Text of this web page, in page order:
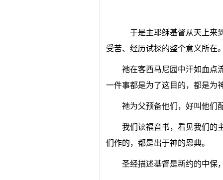
于是主耶稣基督从天上来
受苦、经历试探的整个意义所在
祂在客西马尼园中汗如血
一件事都是为了这目的，都是为
祂为父预备他们，好叫他们
我们读福音书，看见我们的
们作的，都是出于神的恩典。
圣经描述基督是新约的中保